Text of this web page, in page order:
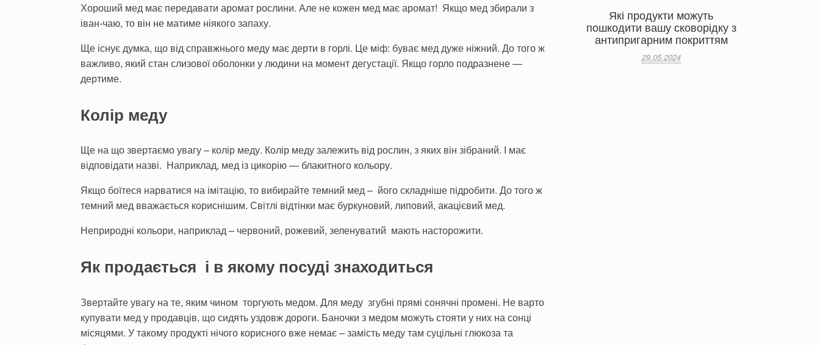
Хороший мед має передавати аромат рослини. Але не кожен мед має аромат! Якщо мед збирали з
іван-чаю, то він не матиме ніякого запаху.
Ще існує думка, що від справжнього меду має дерти в горлі. Це міф: буває мед дуже ніжний. До того ж
важливо, який стан слизової оболонки у людини на момент дегустації. Якщо горло подразнене —
дертиме.
Колір меду
Ще на що звертаємо увагу – колір меду. Колір меду залежить від рослин, з яких він зібраний. І має
відповідати назві. Наприклад, мед із цикорію — блакитного кольору.
Якщо боїтеся нарватися на імітацію, то вибирайте темний мед – його складніше підробити. До того ж
темний мед вважається кориснішим. Світлі відтінки має буркуновий, липовий, акацієвий мед.
Неприродні кольори, наприклад – червоний, рожевий, зеленуватий мають насторожити.
Як продається і в якому посуді знаходиться
Звертайте увагу на те, яким чином торгують медом. Для меду згубні прямі сонячні промені. Не варто
купувати мед у продавців, що сидять уздовж дороги. Баночки з медом можуть стояти у них на сонці
місяцями. У такому продукті нічого корисного вже немає – замість меду там суцільні глюкоза та
Які продукти можуть
пошкодити вашу сковорідку з
антипригарним покриттям
29.05.2024